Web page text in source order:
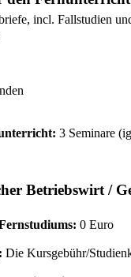
incl. Fallstudien
3 Seminare
Betriebswirt /
0 Euro
Die Kursgebühr/